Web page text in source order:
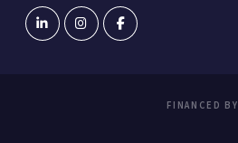
FINANCED BY